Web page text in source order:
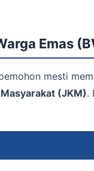
Emas
mesti
(JKM).